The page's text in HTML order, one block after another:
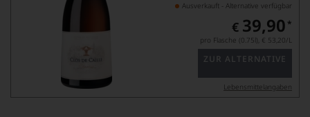
Ausverkauft - Alternative verfügbar
€ 39,90 *
pro Flasche (0.75l), € 53,20/L
ZUR ALTERNATIVE
Lebensmittel­angaben